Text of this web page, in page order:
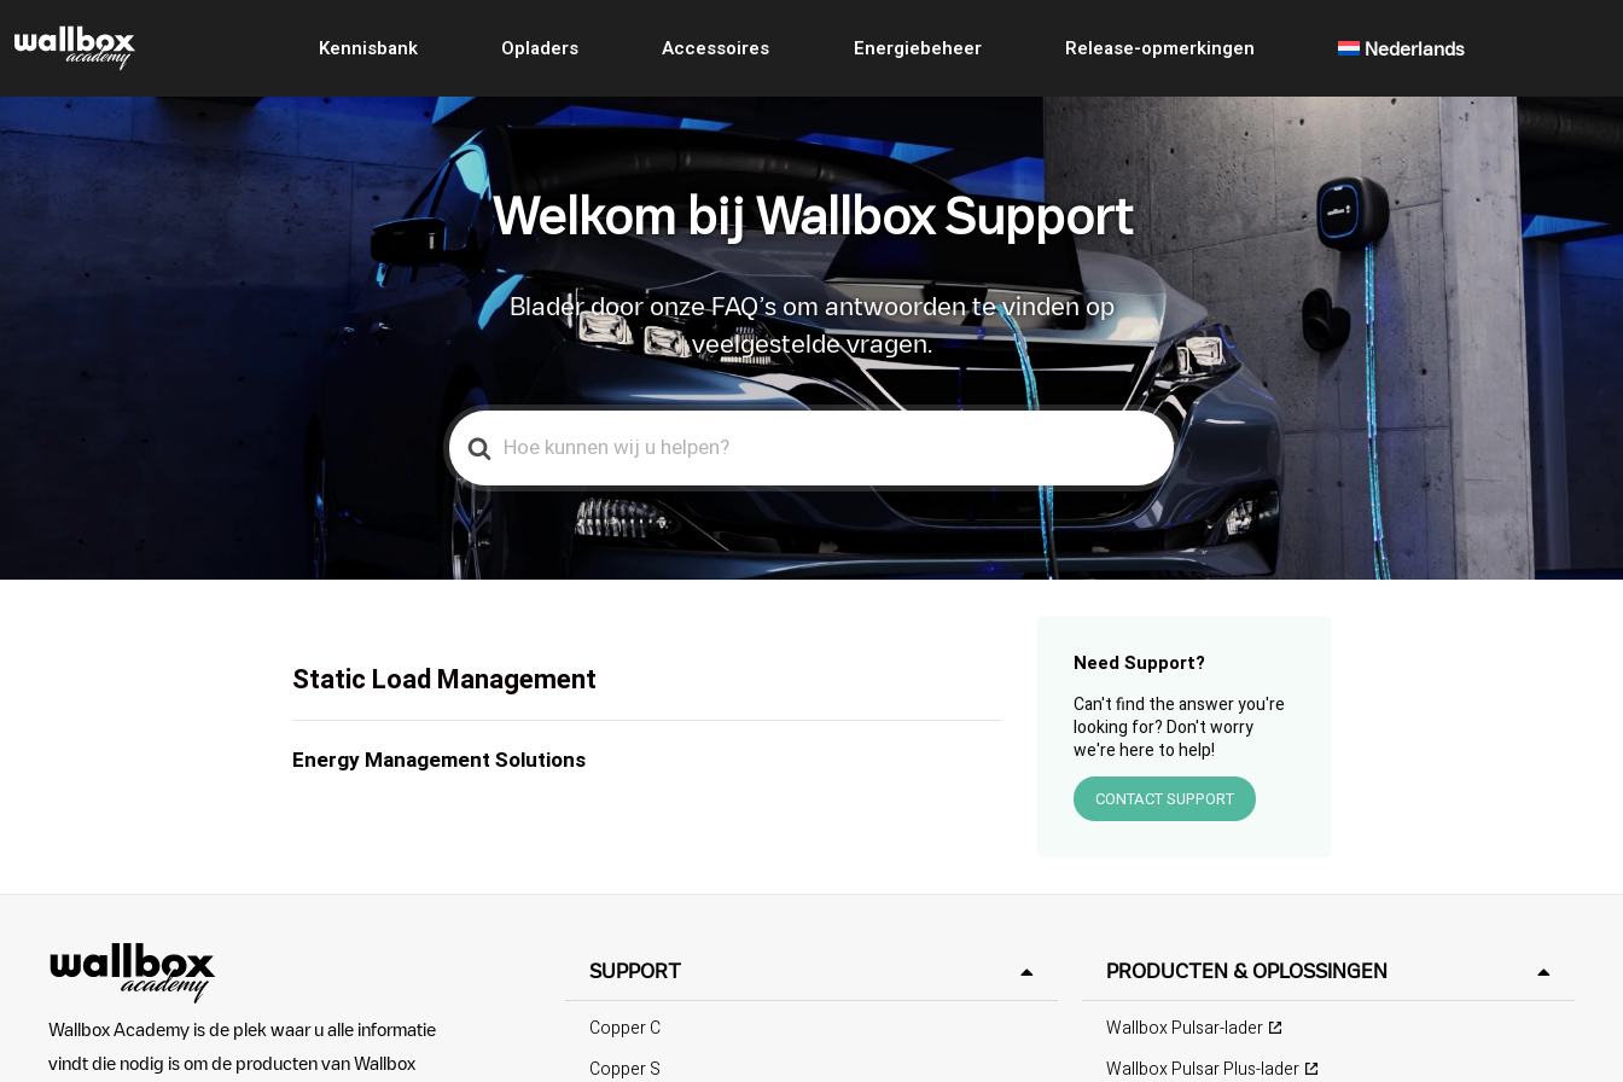
Kennisbank Opladers Accessoires Energiebeheer Release-opmerkingen Nederlands
Welkom bij Wallbox Support
Blader door onze FAQ’s om antwoorden te vinden op
veelgestelde vragen.
Search
For
Static Load Management
Energy Management Solutions
Need Support?
Can't find the answer you're
looking for? Don't worry
we're here to help!
CONTACT SUPPORT
Wallbox Academy is de plek waar u alle informatie
vindt die nodig is om de producten van Wallbox
SUPPORT
Copper C
Copper S
PRODUCTEN & OPLOSSINGEN
Wallbox Pulsar-lader
Wallbox Pulsar Plus-lader